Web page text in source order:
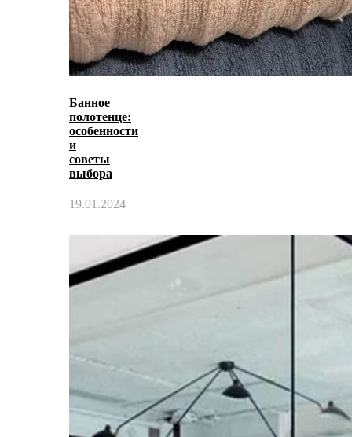
Банное
полотенце:
особенности
и
советы
выбора
19.01.2024